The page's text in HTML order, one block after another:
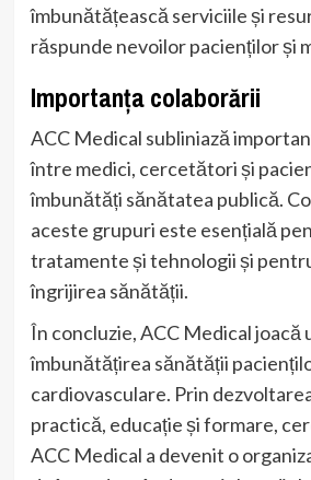
îmbunătățească serviciile și
răspunde nevoilor pacienților și
Importanța colaborării
ACC Medical subliniază
între medici, cercetători și
îmbunătăți sănătatea publică.
aceste grupuri este esențială
tratamente și tehnologii și
îngrijirea sănătății.
În concluzie, ACC Medical joacă
îmbunătățirea sănătății
cardiovasculare. Prin
practică, educație și formare,
ACC Medical a devenit o